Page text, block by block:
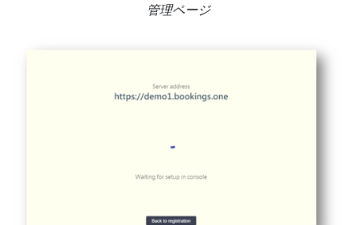
管理ページ